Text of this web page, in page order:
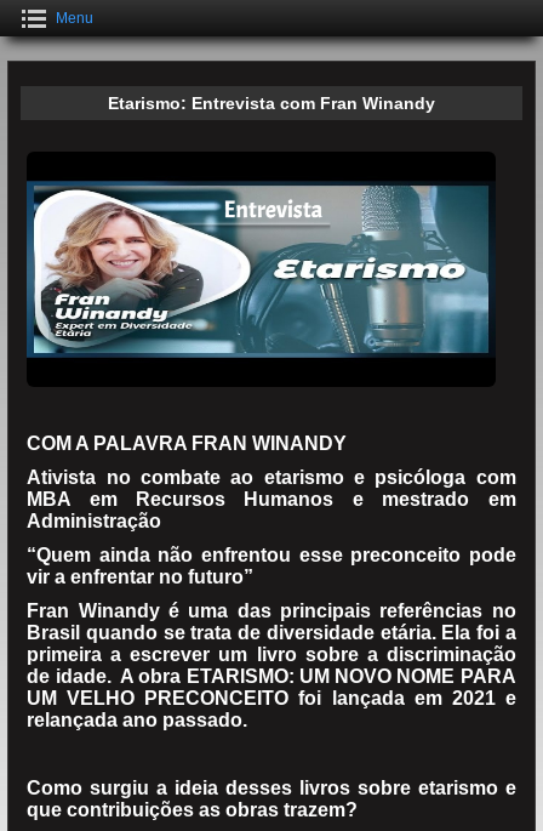
Menu
Etarismo: Entrevista com Fran Winandy
COM A PALAVRA FRAN WINANDY
Ativista no combate ao etarismo e psicóloga com
MBA em Recursos Humanos e mestrado em
Administração
“Quem ainda não enfrentou esse preconceito pode
vir a enfrentar no futuro”
Fran Winandy é uma das principais referências no
Brasil quando se trata de diversidade etária. Ela foi a
primeira a escrever um livro sobre a discriminação
de idade. A obra ETARISMO: UM NOVO NOME PARA
UM VELHO PRECONCEITO foi lançada em 2021 e
relançada ano passado.
Como surgiu a ideia desses livros sobre etarismo e
que contribuições as obras trazem?